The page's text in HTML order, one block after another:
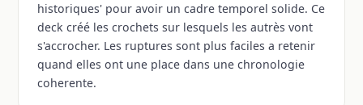
historiques' pour avoir un cadre temporel solide. Ce
deck créé les crochets sur lesquels les autrès vont
s'accrocher. Les ruptures sont plus faciles a retenir
quand elles ont une place dans une chronologie
coherente.